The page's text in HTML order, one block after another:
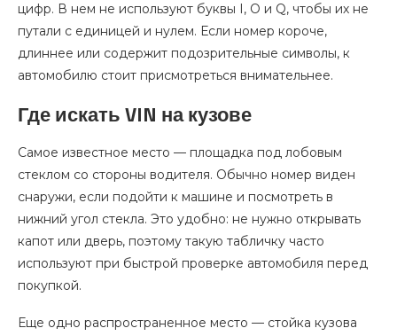
цифр. В нем не используют буквы I, O и Q, чтобы их не
путали с единицей и нулем. Если номер короче,
длиннее или содержит подозрительные символы, к
автомобилю стоит присмотреться внимательнее.
Где искать VIN на кузове
Самое известное место — площадка под лобовым
стеклом со стороны водителя. Обычно номер виден
снаружи, если подойти к машине и посмотреть в
нижний угол стекла. Это удобно: не нужно открывать
капот или дверь, поэтому такую табличку часто
используют при быстрой проверке автомобиля перед
покупкой.
Еще одно распространенное место — стойка кузова